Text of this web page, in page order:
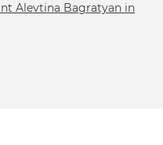
Alevtina Bagratyan in